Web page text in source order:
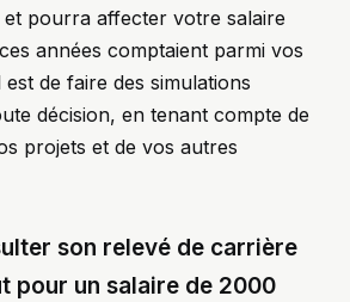
pourra affecter votre salaire
années comptaient parmi vos
est de faire des simulations
décision, en tenant compte de
projets et de vos autres
son relevé de carrière
pour un salaire de 2000